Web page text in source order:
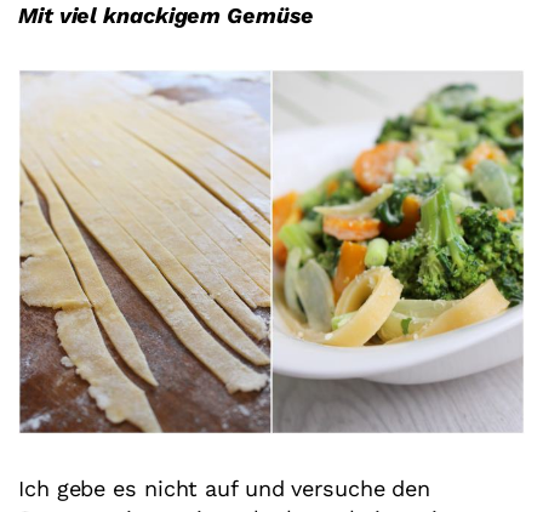
Mit viel knackigem Gemüse
Ich gebe es nicht auf und versuche den